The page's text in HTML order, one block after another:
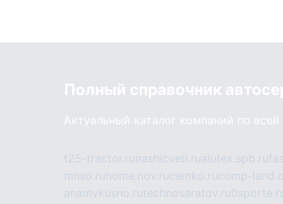
Полный справочник
Актуальный каталог компаний по всей
t25-tractor.ru nashicveti.rualutex.spb.ru
mnso.ru home.nov.rucemko.rucomp-
anamvkusno.rutechnosaratov.ru